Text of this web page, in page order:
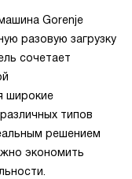
Gorenje
разовую загрузку
сочетает
широкие
типов
решением
экономить